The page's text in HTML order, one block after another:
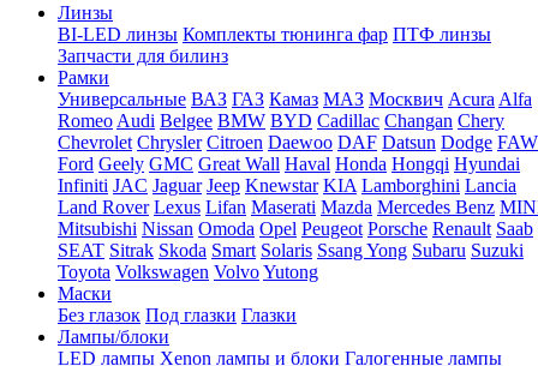
Линзы
BI-LED линзы Комплекты тюнинга фар ПТФ линзы
Запчасти для билинз
Рамки
Универсальные ВАЗ ГАЗ Камаз МАЗ Москвич Acura Alfa
Romeo Audi Belgee BMW BYD Cadillac Changan Chery
Chevrolet Chrysler Citroen Daewoo DAF Datsun Dodge FAW
Ford Geely GMC Great Wall Haval Honda Hongqi Hyundai
Infiniti JAC Jaguar Jeep Knewstar KIA Lamborghini Lancia
Land Rover Lexus Lifan Maserati Mazda Mercedes Benz
Mitsubishi Nissan Omoda Opel Peugeot Porsche Renault Saab
SEAT Sitrak Skoda Smart Solaris Ssang Yong Subaru Suzuki
Toyota Volkswagen VolvoYutong
Маски
Без глазок Под глазки Глазки
Лампы/блоки
LED лампы Xenon лампы и блоки Галогенные лампы